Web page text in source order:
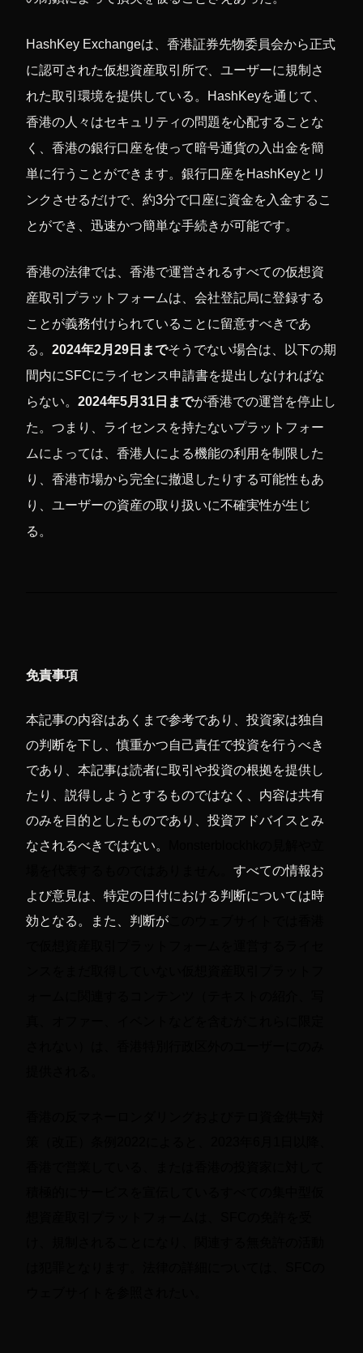
HashKey Exchangeは、香港証券先物委員会から正式
に認可された仮想資産取引所で、ユーザーに規制さ
れた取引環境を提供している。HashKeyを通じて、
香港の人々はセキュリティの問題を心配することな
く、香港の銀行口座を使って暗号通貨の入出金を簡
単に行うことができます。銀行口座をHashKeyとリ
ンクさせるだけで、約3分で口座に資金を入金するこ
とができ、迅速かつ簡単な手続きが可能です。
香港の法律では、香港で運営されるすべての仮想資
産取引プラットフォームは、会社登記局に登録する
ことが義務付けられていることに留意すべきであ
る。2024年2月29日までそうでない場合は、以下の期
間内にSFCにライセンス申請書を提出しなければな
らない。2024年5月31日までが香港での運営を停止し
た。つまり、ライセンスを持たないプラットフォー
ムによっては、香港人による機能の利用を制限した
り、香港市場から完全に撤退したりする可能性もあ
り、ユーザーの資産の取り扱いに不確実性が生じ
る。
免責事項
本記事の内容はあくまで参考であり、投資家は独自
の判断を下し、慎重かつ自己責任で投資を行うべき
であり、本記事は読者に取引や投資の根拠を提供し
たり、説得しようとするものではなく、内容は共有
のみを目的としたものであり、投資アドバイスとみ
なされるべきではない。
場を代表するものではありません。すべての情報お
よび意見は、特定の日付における判断については時
効となる。また、判断が